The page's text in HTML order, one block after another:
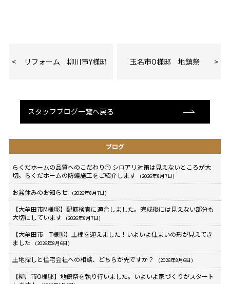
リフォーム 柳川市Y様邸 玉名市O様邸 地鎮祭
スタッフブログ一覧へ戻る
ブログ
らくだホームの品質へのこだわり① シロアリ対策は見えないところが大
切。らくだホームの防蟻施工をご紹介します
(2026年8月7日)
お盆休みのお知らせ (2026年8月7日)
【大牟田市M様邸】配筋検査に適合しました。完成後には見えない部分も
大切にしています
(2026年8月7日)
【大牟田市 T様邸】上棟を迎えました！いよいよ住まいの形が見えてき
ました
(2026年8月6日)
土地探しと住宅会社への相談、どちらが先ですか？ (2026年8月6日)
【柳川市O様邸】地鎮祭を執り行いました。いよいよ家づくりがスタート